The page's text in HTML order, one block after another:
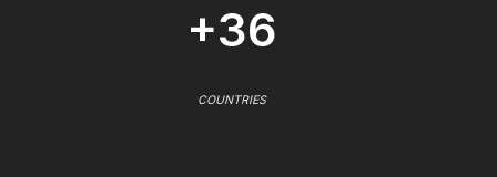
+36
COUNTRIES